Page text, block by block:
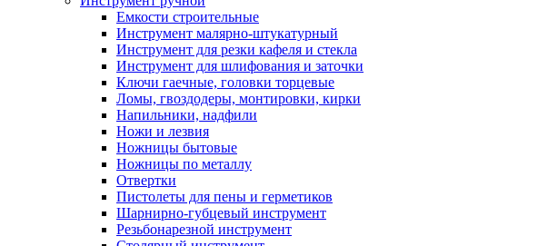
Емкости строительные
Инструмент малярно-штукатурный
Инструмент для резки кафеля и стекла
Инструмент для шлифования и заточки
Ключи гаечные, головки торцевые
Ломы, гвоздодеры, монтировки, кирки
Напильники, надфили
Ножи и лезвия
Ножницы бытовые
Ножницы по металлу
Отвертки
Пистолеты для пены и герметиков
Шарнирно-губцевый инструмент
Резьбонарезной инструмент